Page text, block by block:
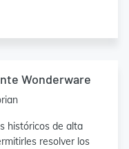
Wonderware
históricos de alta
resolver los